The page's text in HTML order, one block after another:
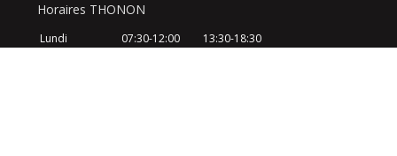
Horaires THONON
Lundi 07:30-12:00
13:30-18:30